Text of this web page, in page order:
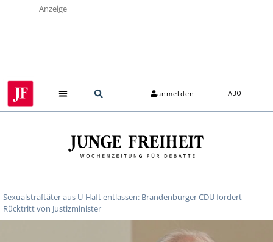
Anzeige
anmelden ABO
Sexualstraftäter aus U-Haft entlassen: Brandenburger CDU fordert
Rücktritt von Justizminister